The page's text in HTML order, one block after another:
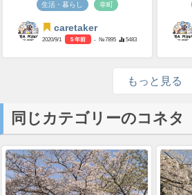
生活・暮らし 幸町
caretaker
2020/9/1 5 年前 - №7895 5483
もっと見る
同じカテゴリーのコネタ